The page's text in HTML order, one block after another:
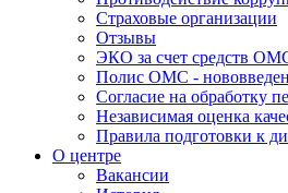
Страховые организации
Отзывы
ЭКО за счет средств
Полис ОМС -
Согласие на обработку
Независимая оценка
Правила подготовки к
О центре
Вакансии